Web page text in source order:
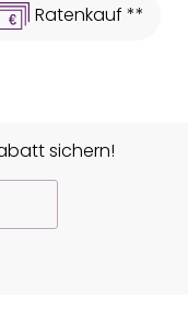
Ratenkauf **
sichern!